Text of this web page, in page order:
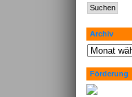
Archiv
Förderung